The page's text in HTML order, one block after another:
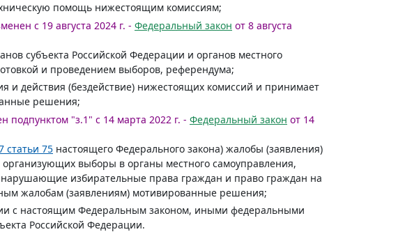
помощь нижестоящим комиссиям;
с 19 августа 2024 г. - Федеральный закон от 8 августа
субъекта Российской Федерации и органов местного
и проведением выборов, референдума;
и действия (бездействие) нижестоящих комиссий и принимает
решения;
подпунктом "з.1" с 14 марта 2022 г. - Федеральный закон от 14
статьи 75 настоящего Федерального закона) жалобы (заявления)
выборы в органы местного самоуправления,
избирательные права граждан и право граждан на
жалобам (заявлениям) мотивированные решения;
с настоящим Федеральным законом, иными федеральными
Российской Федерации.